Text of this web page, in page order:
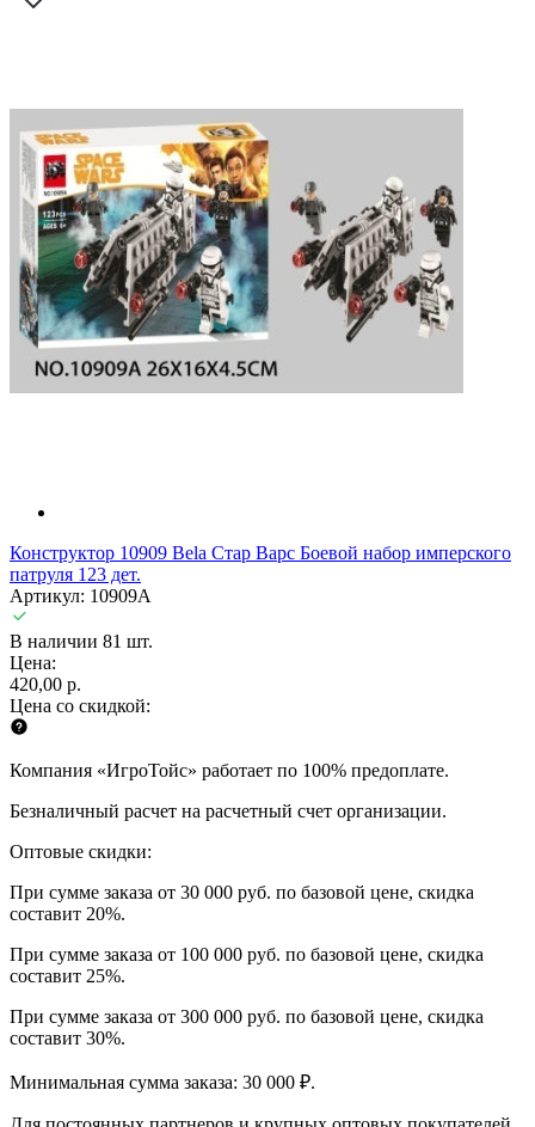
Конструктор 10909 Bela Стар Варс Боевой набор имперского
патруля 123 дет.
Артикул: 10909A
В наличии 81 шт.
Цена:
420,00 р.
Цена со скидкой:
Компания «ИгроТойс» работает по 100% предоплате.
Безналичный расчет на расчетный счет организации.
Оптовые скидки:
При сумме заказа от 30 000 руб. по базовой цене, скидка
составит 20%.
При сумме заказа от 100 000 руб. по базовой цене, скидка
составит 25%.
При сумме заказа от 300 000 руб. по базовой цене, скидка
составит 30%.
Минимальная сумма заказа: 30 000 ₽.